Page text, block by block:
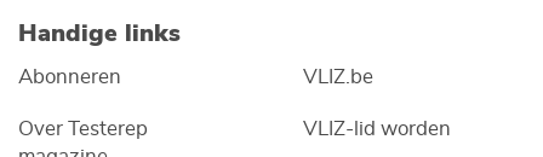
Handige links
Abonneren
Over Testerep
VLIZ.be
VLIZ-lid worden